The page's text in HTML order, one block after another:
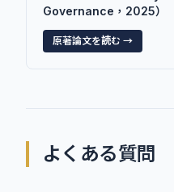
Governance，2025）
原著論文を読む →
よくある質問